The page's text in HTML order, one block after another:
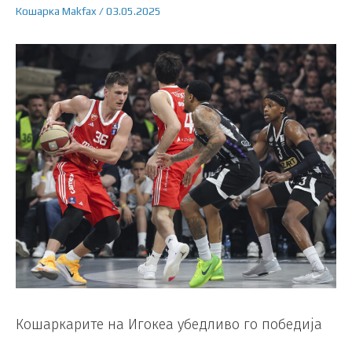
Кошарка Makfax /03.05.2025
Кошаркарите на Игокеа убедливо го победија